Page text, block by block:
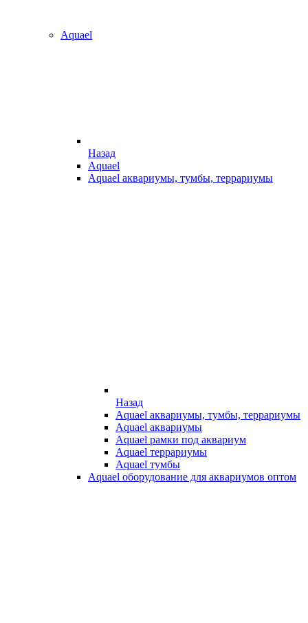
Aquael
Назад
Aquael
Aquael аквариумы, тумбы, террариумы
Назад
Aquael аквариумы, тумбы, террариумы
Aquael аквариумы
Aquael рамки под аквариум
Aquael террариумы
Aquael тумбы
Aquael оборудование для аквариумов оптом